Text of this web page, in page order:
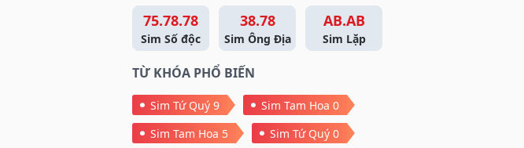
75.78.78
Sim Số độc
38.78
Sim Ông Địa
AB.AB
Sim Lặp
TỪ KHÓA PHỔ BIẾN
Sim Tứ Quý 9
Sim Tam Hoa 0
Sim Tam Hoa 5
Sim Tứ Quý 0